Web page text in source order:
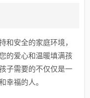
和安全的家庭环境，
的爱心和温暖填满孩
子需要的不仅仅是一
幸福的人。